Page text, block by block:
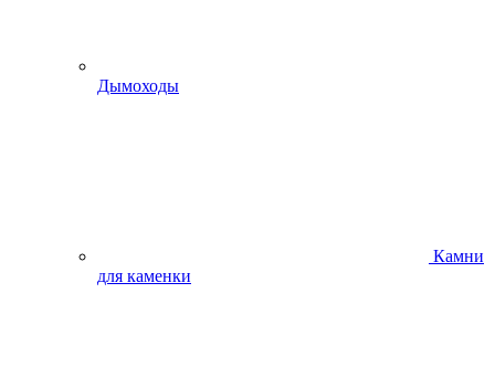
Дымоходы
Камни
для каменки